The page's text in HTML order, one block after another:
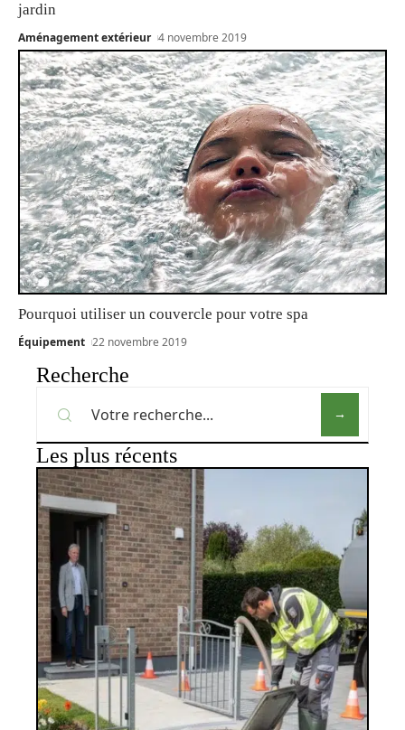
jardin
Aménagement extérieur 4 novembre 2019
Pourquoi utiliser un couvercle pour votre spa
Équipement 22 novembre 2019
Recherche
Les plus récents